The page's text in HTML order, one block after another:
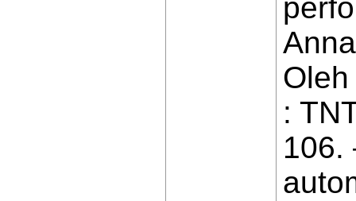
:
106.